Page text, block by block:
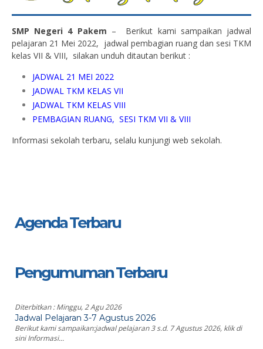
SMP Negeri 4 Pakem – Berikut kami sampaikan jadwal
pelajaran 21 Mei 2022, jadwal pembagian ruang dan sesi TKM
kelas VII & VIII, silakan unduh ditautan berikut :
JADWAL 21 MEI 2022
JADWAL TKM KELAS VII
JADWAL TKM KELAS VIII
PEMBAGIAN RUANG, SESI TKM VII & VIII
Informasi sekolah terbaru, selalu kunjungi web sekolah.
Agenda Terbaru
Pengumuman Terbaru
Diterbitkan :Minggu, 2 Agu 2026
Jadwal Pelajaran 3-7 Agustus 2026
Berikut kami sampaikan:jadwal pelajaran 3 s.d. 7 Agustus 2026, klik di
sini Informasi...